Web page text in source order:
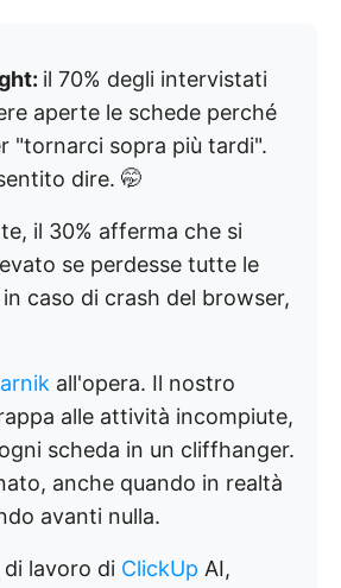
il 70% degli intervistati
aperte le schede perché
"tornarci sopra più tardi".
dire. 🤭
il 30% afferma che si
se perdesse tutte le
caso di crash del browser,
all'opera. Il nostro
alle attività incompiute,
scheda in un cliffhanger.
anche quando in realtà
avanti nulla.
lavoro di ClickUp AI,